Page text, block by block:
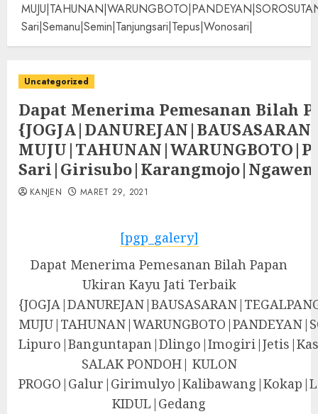
Sari|Semanu|Semin|Tanjungsari|Tepus|Wonosari|
Uncategorized
Dapat Menerima Pemesanan Bilah
KANJEN MARET 29, 2021
[pgp_galery]
Dapat Menerima Pemesanan Bilah Papan
Ukiran Kayu Jati Terbaik
SALAK PONDOH| KULON
KIDUL|Gedang